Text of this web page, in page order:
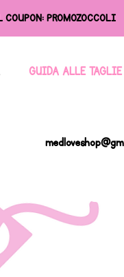
PROMOZOCCOLI
GUIDA ALLE TAGLIE